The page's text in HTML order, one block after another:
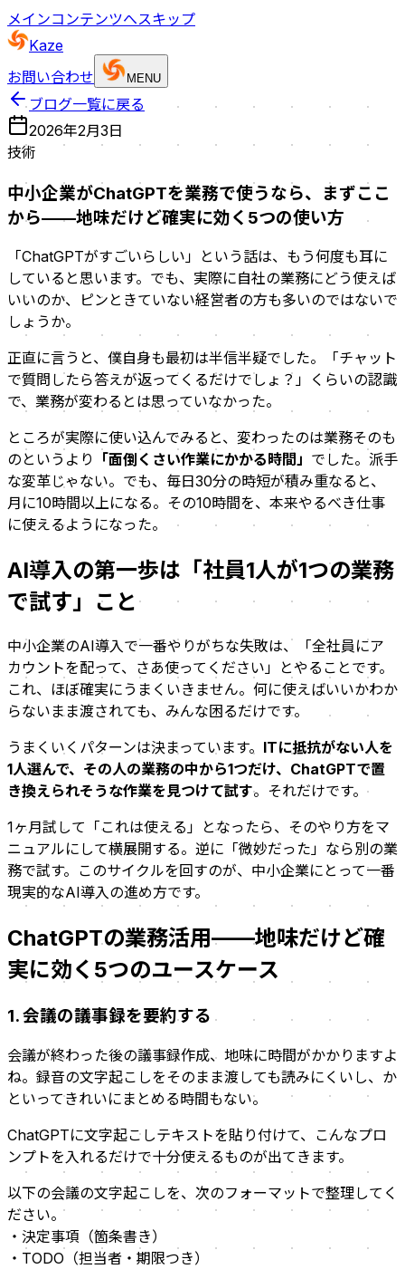
メインコンテンツへスキップ
Kaze
お問い合わせ
MENU
ブログ一覧に戻る
2026年2月3日
技術
中小企業がChatGPTを業務で使うなら、まずここ
から——地味だけど確実に効く5つの使い方
「ChatGPTがすごいらしい」という話は、もう何度も耳に
していると思います。でも、実際に自社の業務にどう使えば
いいのか、ピンときていない経営者の方も多いのではないで
しょうか。
正直に言うと、僕自身も最初は半信半疑でした。「チャット
で質問したら答えが返ってくるだけでしょ？」くらいの認識
で、業務が変わるとは思っていなかった。
ところが実際に使い込んでみると、変わったのは業務そのも
のというより
「面倒くさい作業にかかる時間」 でした。派手
な変革じゃない。でも、毎日30分の時短が積み重なると、
月に10時間以上になる。その10時間を、本来やるべき仕事
に使えるようになった。
AI導入の第一歩は「社員1人が1つの業務
で試す」こと
中小企業のAI導入で一番やりがちな失敗は、「全社員にア
カウントを配って、さあ使ってください」とやることです。
これ、ほぼ確実にうまくいきません。何に使えばいいかわか
らないまま渡されても、みんな困るだけです。
うまくいくパターンは決まっています。 ITに抵抗がない人を
1人選んで、その人の業務の中から1つだけ、ChatGPTで置
き換えられそうな作業を見つけて試す。それだけです。
1ヶ月試して「これは使える」となったら、そのやり方をマ
ニュアルにして横展開する。逆に「微妙だった」なら別の業
務で試す。このサイクルを回すのが、中小企業にとって一番
現実的なAI導入の進め方です。
ChatGPTの業務活用——地味だけど確
実に効く5つのユースケース
1. 会議の議事録を要約する
会議が終わった後の議事録作成、地味に時間がかかりますよ
ね。録音の文字起こしをそのまま渡しても読みにくいし、か
といってきれいにまとめる時間もない。
ChatGPTに文字起こしテキストを貼り付けて、こんなプロ
ンプトを入れるだけで十分使えるものが出てきます。
以下の会議の文字起こしを、次のフォーマットで整理してく
ださい。
・決定事項（箇条書き）
・TODO（担当者・期限つき）